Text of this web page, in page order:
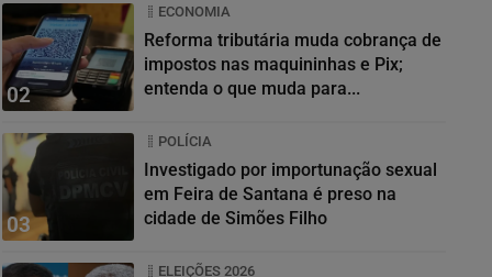
02
ECONOMIA
Reforma tributária muda cobrança de
impostos nas maquininhas e Pix;
entenda o que muda para...
03
POLÍCIA
Investigado por importunação sexual
em Feira de Santana é preso na
cidade de Simões Filho
ELEIÇÕES 2026